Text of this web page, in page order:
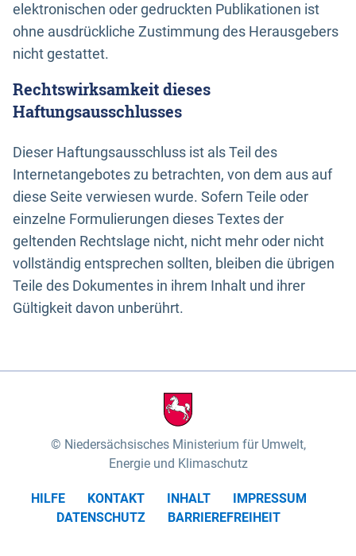
elektronischen oder gedruckten Publikationen ist
ohne ausdrückliche Zustimmung des Herausgebers
nicht gestattet.
Rechtswirksamkeit dieses
Haftungsausschlusses
Dieser Haftungsausschluss ist als Teil des
Internetangebotes zu betrachten, von dem aus auf
diese Seite verwiesen wurde. Sofern Teile oder
einzelne Formulierungen dieses Textes der
geltenden Rechtslage nicht, nicht mehr oder nicht
vollständig entsprechen sollten, bleiben die übrigen
Teile des Dokumentes in ihrem Inhalt und ihrer
Gültigkeit davon unberührt.
Niedersächsisches Ministerium für Umwelt,
Energie und Klimaschutz
HILFE KONTAKT INHALT
IMPRESSUM
DATENSCHUTZ
BARRIEREFREIHEIT